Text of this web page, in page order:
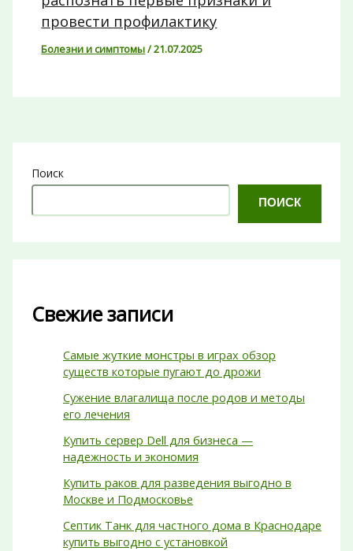
провести профилактику
Болезни и симптомы/21.07.2025
Поиск
ПОИСК
Свежие записи
Самые жуткие монстры в играх обзор
существ которые пугают до дрожи
Сужение влагалища после родов и методы
его лечения
Купить сервер Dell для бизнеса —
надежность и экономия
Купить раков для разведения выгодно в
Москве и Подмосковье
Септик Танк для частного дома в Краснодаре
купить выгодно с установкой